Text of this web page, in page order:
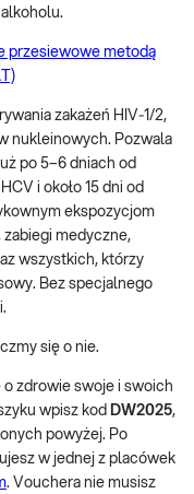
przesiewowe metodą
zakażeń HIV‑1/2,
nukleinowych. Pozwala
po 5–6 dniach od
i około 15 dni od
ekspozycjom
zabiegi medyczne,
wszystkich, którzy
Bez specjalnego
się o nie.
o zdrowie swoje i swoich
wpisz kod DW2025,
powyżej. Po
w jednej z placówek
. Vouchera nie musisz